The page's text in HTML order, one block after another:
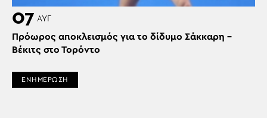
07 ΑΥΓ
Πρόωρος αποκλεισμός για το δίδυμο Σάκκαρη –
Βέκιτς στο Τορόντο
ΕΝΗΜΕΡΩΣΗ